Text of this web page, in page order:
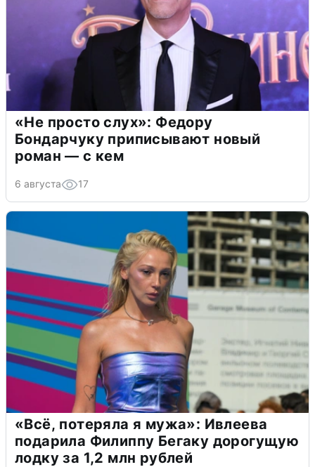
«Не просто слух»: Федору
Бондарчуку приписывают новый
роман — с кем
6 августа 17
«Всё, потеряла я мужа»: Ивлеева
подарила Филиппу Бегаку дорогущую
лодку за 1,2 млн рублей